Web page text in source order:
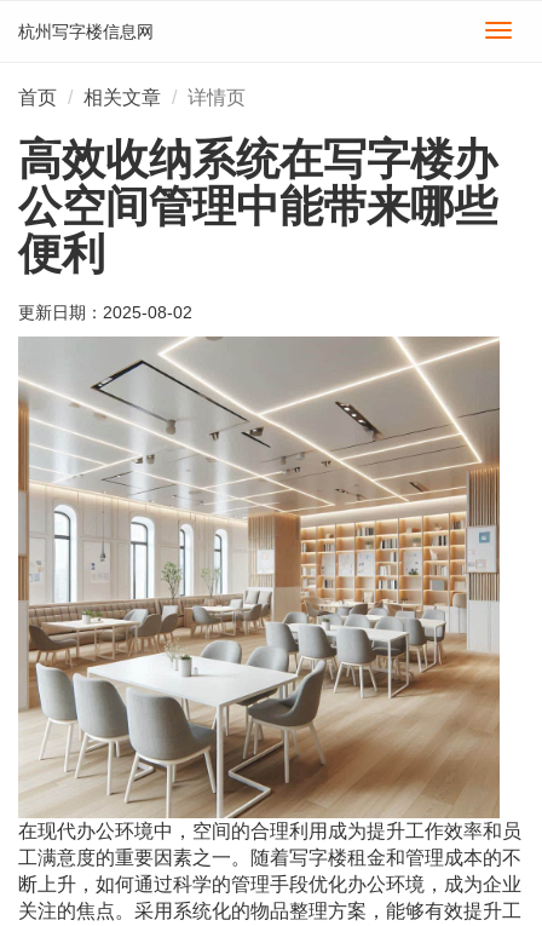
切
杭州写字楼信息网
首页 相关文章 详情页
高效收纳系统在写字楼办
公空间管理中能带来哪些
便利
更新日期： 2025-08-02
在现代办公环境中，空间的合理利用成为提升工作效率和员
工满意度的重要因素之一。随着写字楼租金和管理成本的不
断上升，如何通过科学的管理手段优化办公环境，成为企业
关注的焦点。采用系统化的物品整理方案，能够有效提升工